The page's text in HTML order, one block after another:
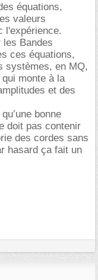
équations,
valeurs
l'expérience.
Bandes
ces équations,
systèmes, en MQ,
monte à la
et des
bonne
doit pas contenir
des cordes sans
hasard ça fait un